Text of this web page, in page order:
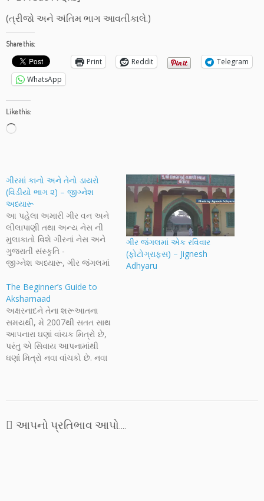
(ત્રીજો અને અંતિમ ભાગ આવતીકાલે.)
Share this:
Print Reddit
Telegram
WhatsApp
Like this:
Loading…
ગીરમાં કાનો અને તેનો ડાયરો
(વિડીયો ભાગ ૨) – જીગ્નેશ
અધ્યારૂ
આ પહેલા અમારી ગીર વન અને
લીલાપાણી તથા અન્ય નેસ ની
મુલાકાતો વિશે ગીરનાં નેસ અને
ગુજરાતી સંસ્કૃતિ -
જીગ્નેશ અધ્યારૂ, ગીર જંગલમાં
Jignesh Adhyaru , વગેરે પોસ્ટ
અંતર્ગત લખ્યું હતું. પરંતુ જેટલો
પ્રતિભાવ "કાના" ના ડાયરાને
મળ્યો છે એ જોઈને હૈયુ ખરેખર
આનંદથી ભરાઈ જાય છે. અમે…
ગીર જંગલમાં એક રવિવાર
(ફોટોગ્રાફ્સ) – Jignesh
Adhyaru
The Beginner’s Guide to
Aksharnaad
અક્ષરનાદને તેના શરૂઆતના
સમયથી, મે 2007થી સતત સાથ
આપનારા ઘણાં વાંચક મિત્રો છે,
પરંતુ એ સિવાય આપનામાંથી
ઘણાં મિત્રો નવા વાંચકો છે. નવા
આ મિત્રો માટે મદદરૂપ એક
માર્ગદર્શિકા બનાવી છે, આ
આપનો પ્રતિભાવ આપો....